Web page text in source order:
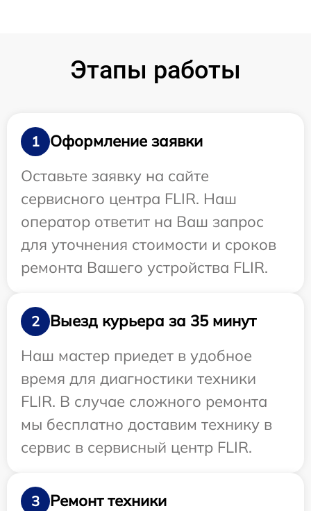
Этапы работы
1
Оформление заявки
Оставьте заявку на сайте
сервисного центра FLIR. Наш
оператор ответит на Ваш запрос
для уточнения стоимости и сроков
ремонта Вашего устройства FLIR.
2
Выезд курьера за 35 минут
Наш мастер приедет в удобное
время для диагностики техники
FLIR. В случае сложного ремонта
мы бесплатно доставим технику в
сервис в сервисный центр FLIR.
3 Ремонт техники